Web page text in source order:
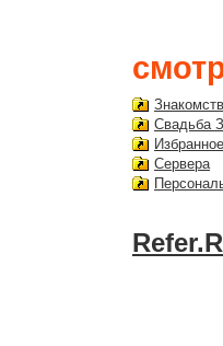
Свадьба
Избранное
Сервера